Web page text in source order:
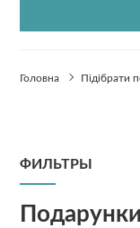
Головна Підібрати
ФИЛЬТРЫ